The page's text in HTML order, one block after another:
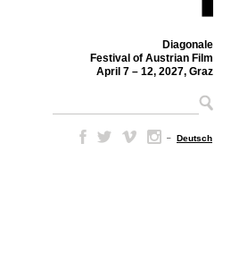
Diagonale
Festival of Austrian Film
April 7 – 12, 2027, Graz
– Deutsch